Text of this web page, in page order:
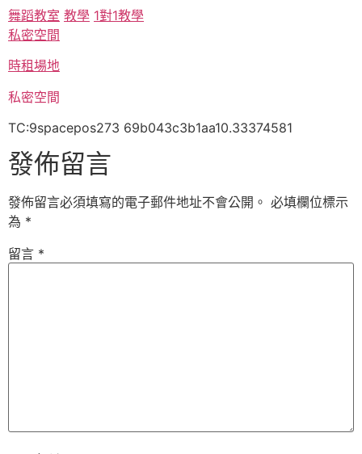
舞蹈教室 教學 1對1教學
私密空間
時租場地
私密空間
TC:9spacepos273 69b043c3b1aa10.33374581
發佈留言
發佈留言必須填寫的電子郵件地址不會公開。 必填欄位標示
為 *
留言 *